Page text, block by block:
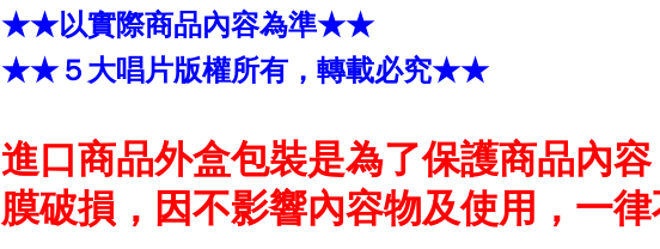
★★以實際商品內容為準★★
★★５大唱片版權所有，轉載必究★★
進口商品外盒包裝是為了保護商品內
膜破損，因不影響內容物及使用，一律